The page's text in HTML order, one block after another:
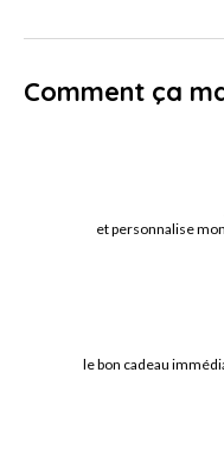
Comment ça
et personnalise
le bon cadeau